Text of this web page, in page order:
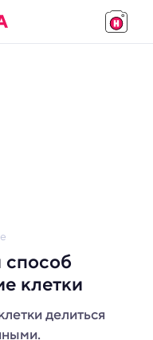
клетки
делиться